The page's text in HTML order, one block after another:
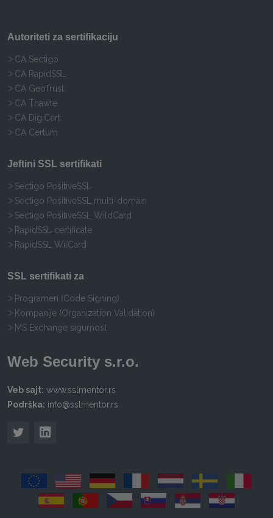
Autoriteti za sertifikaciju
CA Sectigo
CA RapidSSL
CA GeoTrust
CA Thawte
CA DigiCert
CA Certum
Jeftini SSL sertifikati
Sectigo PositiveSSL
Sectigo PositiveSSL multi-domain
Sectigo PositiveSSL WildCard
RapidSSL certificate
RapidSSL WilCard
SSL sertifikati za
Programeri (Code Signing)
Kompanije (Organization Validation)
MS Exchange sigurnost
Web Security s.r.o.
Veb sajt: www.sslmentor.rs
Podrška: info@sslmentor.rs